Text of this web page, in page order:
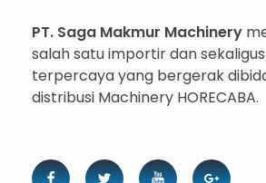
PT. Saga Makmur Machinery
salah satu importir dan
terpercaya yang bergerak
distribusi Machinery HORECABA.